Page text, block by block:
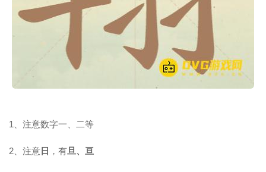
1、注意数字一、二等
2、注意 日 ，有旦、亘